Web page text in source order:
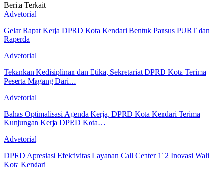
Berita Terkait
Advetorial
Gelar Rapat Kerja DPRD Kota Kendari Bentuk Pansus PURT dan
Raperda
Advetorial
Tekankan Kedisiplinan dan Etika, Sekretariat DPRD Kota Terima
Peserta Magang Dari…
Advetorial
Bahas Optimalisasi Agenda Kerja, DPRD Kota Kendari Terima
Kunjungan Kerja DPRD Kota…
Advetorial
DPRD Apresiasi Efektivitas Layanan Call Center 112 Inovasi Wali
Kota Kendari